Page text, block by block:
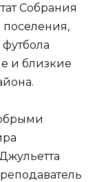
Собрания
поселения,
и близкие